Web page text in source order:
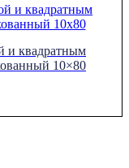
и квадратным
10×80